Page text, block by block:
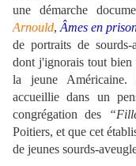
une démarche
Arnould, Âmes en
de portraits de
dont j'ignorais tout bien
la jeune
accueillie dans un
congrégation des
Poitiers, et que cet
de jeunes sourds-